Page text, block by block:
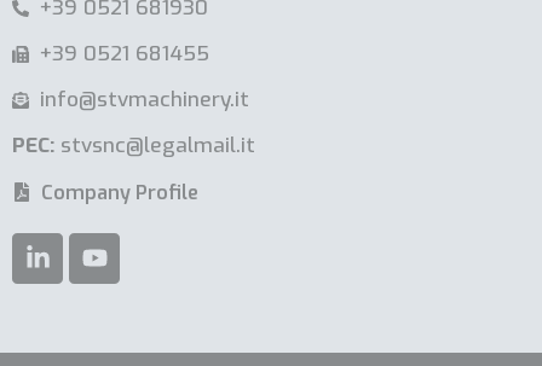
+39 0521 681930
+39 0521 681455
info@stvmachinery.it
PEC: stvsnc@legalmail.it
Company Profile